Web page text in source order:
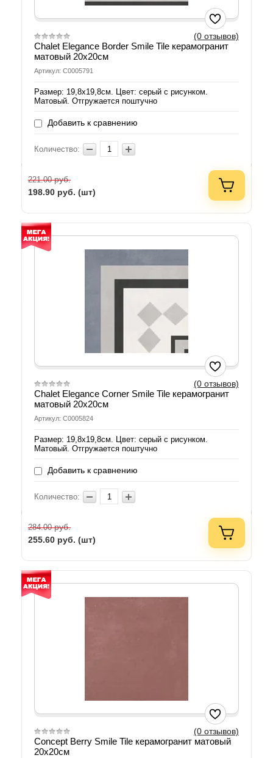
(0 отзывов)
Chalet Elegance Border Smile Tile керамогранит
матовый 20х20см
Артикул: С0005791
Размер: 19,8х19,8см. Цвет: серый с рисунком.
Матовый. Отгружается поштучно
Добавить к сравнению
Количество:
221.00руб.
198.90 руб. (шт)
(0 отзывов)
Chalet Elegance Corner Smile Tile керамогранит
матовый 20х20см
Артикул: С0005824
Размер: 19,8х19,8см. Цвет: серый с рисунком.
Матовый. Отгружается поштучно
Добавить к сравнению
Количество:
284.00руб.
255.60 руб. (шт)
(0 отзывов)
Concept Berry Smile Tile керамогранит матовый
20х20см